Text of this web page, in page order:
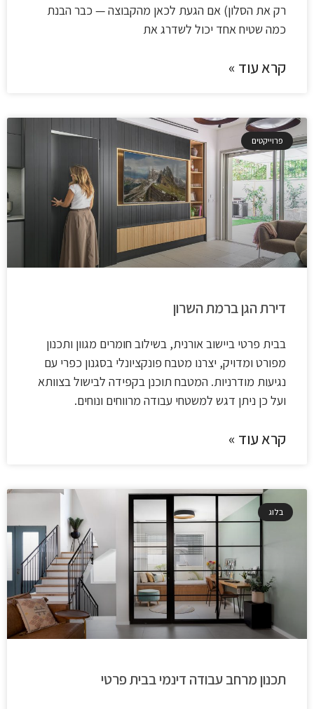
רק את הסלון) אם הגעת לכאן מהקבוצה — כבר הבנת
כמה שטיח אחד יכול לשדרג את
קרא עוד »
פרוייקטים
דירת הגן ברמת השרון
בבית פרטי ביישוב אורנית, בשילוב חומרים מגוון ותכנון
מפורט ומדויק, יצרנו מטבח פונקציונלי בסגנון כפרי עם
נגיעות מודרניות. המטבח תוכנן בקפידה לבישול בצוותא
ועל כן ניתן דגש למשטחי עבודה מרווחים ונוחים.
קרא עוד »
בלוג
תכנון מרחב עבודה דינמי בבית פרטי